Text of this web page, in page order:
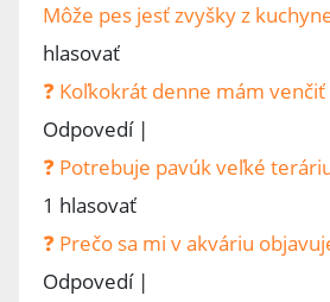
Môže pes jesť zvyšky z
hlasovať
❓ Koľkokrát denne mám
Odpovedí |
❓ Potrebuje pavúk veľké
1 hlasovať
❓ Prečo sa mi v akváriu
Odpovedí |